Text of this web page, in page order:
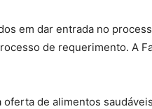
em dar entrada no
de requerimento. A
oferta de alimentos